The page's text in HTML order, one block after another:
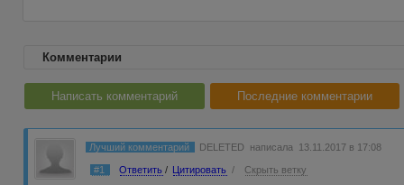
Комментарии
Написать комментарий Последние комментарии
Лучший комментарий DELETED написала 13.11.2017 в 17:08
#1 Ответить / Цитировать / Скрыть ветку